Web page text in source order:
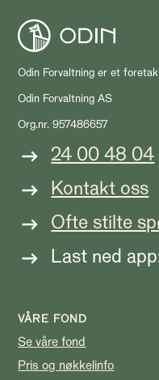
Odin Forvaltning er et
Odin Forvaltning AS
Org.nr. 957486657
24 00 48 04
Kontakt oss
Ofte stilte
Last ned
VÅRE FOND
Se våre fond
Pris og nøkkelinfo